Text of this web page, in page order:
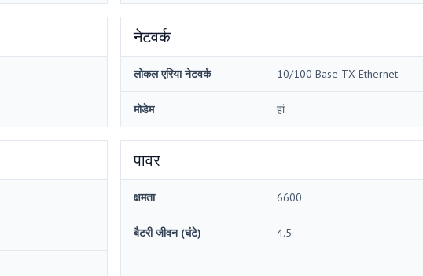
नेटवर्क
लोकल एरिया नेटवर्क 10/100 Base-TX Ethernet
मोडेम हां
पावर
क्षमता 6600
बैटरी जीवन (घंटे) 4.5